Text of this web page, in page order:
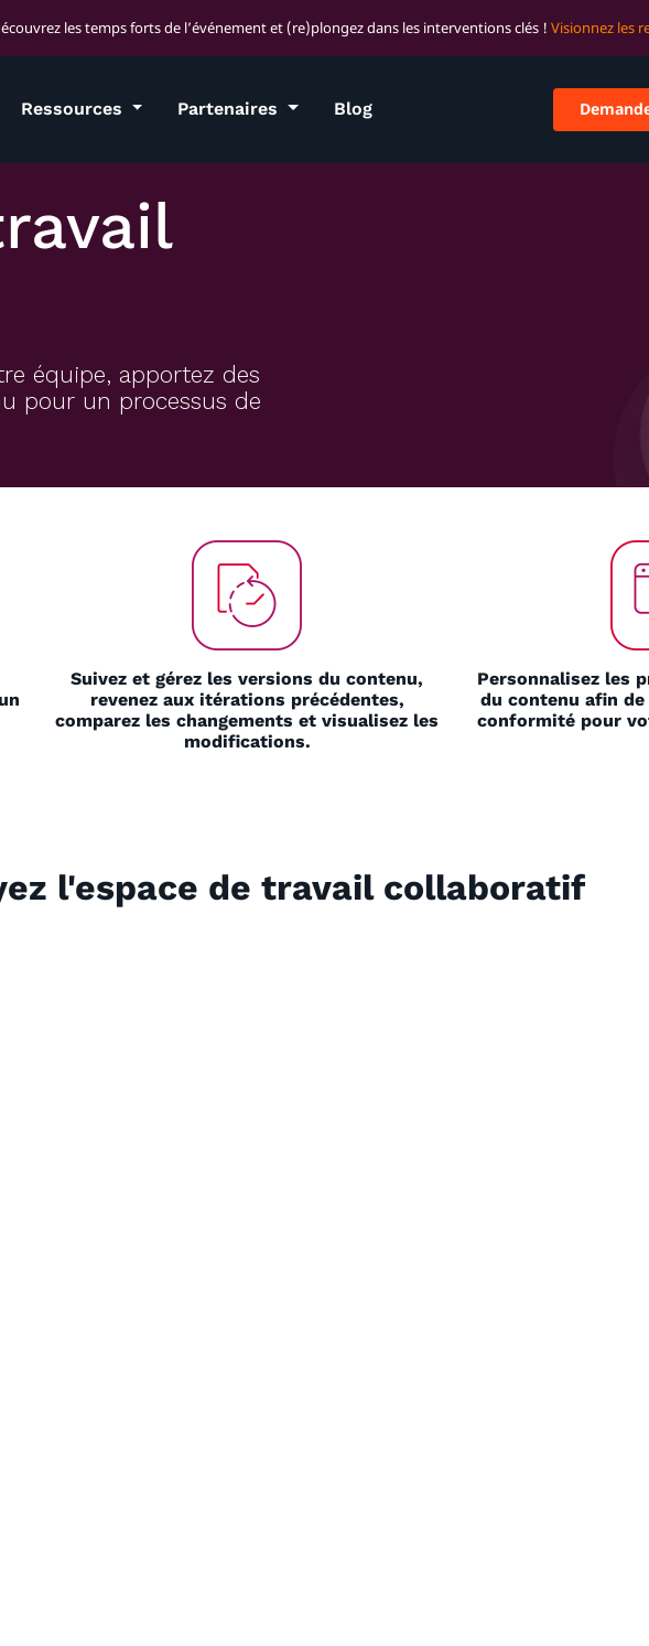
les temps forts de l’événement et (re)plongez dans les interventions clés ! Visionnez les
Ressources Partenaires Blog
équipe, apportez des
pour un processus de
Suivez et gérez les versions du contenu,
revenez aux itérations précédentes,
comparez les changements et visualisez les
modifications.
Personnalisez les
du contenu afin
conformité pour
l'espace de travail collaboratif